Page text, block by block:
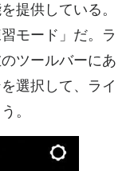
提供している。
モード」だ。ラ
ツールバーにあ
選択して、ライ
。